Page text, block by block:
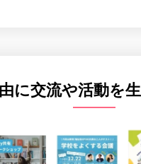
に交流や活動を